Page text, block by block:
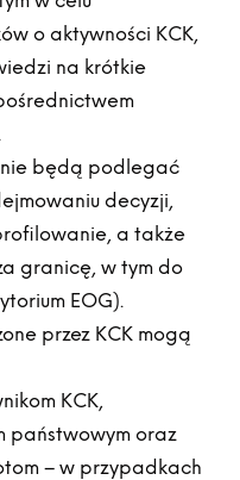
o aktywności KCK,
na krótkie
będą podlegać
decyzji,
a także
granicę, w tym do
EOG).
przez KCK mogą
KCK,
państwowym oraz
– w przypadkach